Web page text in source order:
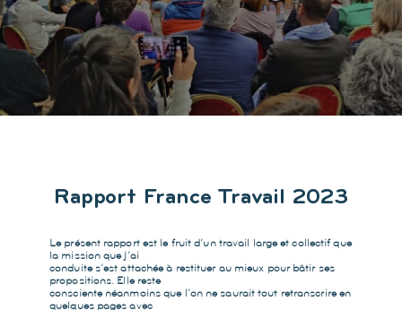
Rapport France Travail 2023
Le présent rapport est le fruit d’un travail large et collectif que
la mission que j’ai
conduite s’est attachée à restituer au mieux pour bâtir ses
propositions. Elle reste
consciente néanmoins que l’on ne saurait tout retranscrire en
quelques pages avec